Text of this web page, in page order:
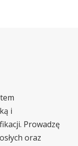
i
Prowadzę
oraz